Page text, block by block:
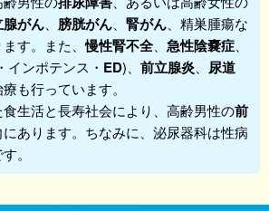
がん 膀胱がん 腎がん 、精巣腫瘍な
す。また、慢性腎不全、 急性陰嚢症
インポテンス・ ED)、 前立腺炎
尿道
も行っています。
生活と長寿社会により、高齢男性の前
あります。ちなみに、泌尿器科は性病
。